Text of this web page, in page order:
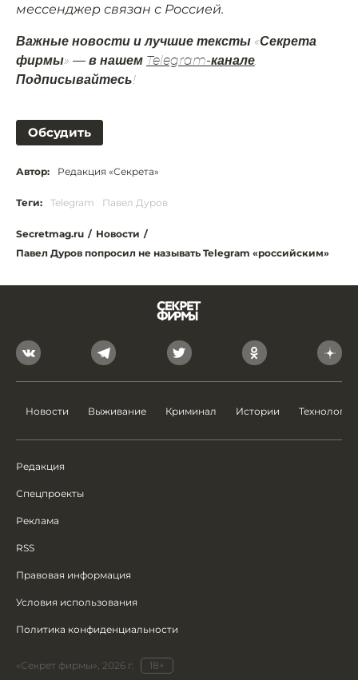
мессенджер связан с Россией.
Важные новости и лучшие тексты «Секрета
фирмы» — в нашем Telegram-канале
Подписывайтесь!
Обсудить
Автор: Редакция «Секрета»
Теги: Telegram Павел Дуров
Secretmag.ru / Новости /
Павел Дуров попросил не называть Telegram «российским»
Новости Выживание Криминал Истории Технологии
Редакция
Спецпроекты
Реклама
RSS
Правовая информация
Условия использования
Политика конфиденциальности
«Секрет фирмы», 2026 г. 18+